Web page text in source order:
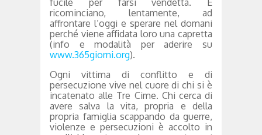
fucile per farsi vendetta. E
ricominciano, lentamente, ad
affrontare l’oggi e sperare nel domani
perché viene affidata loro una capretta
(info e modalità per aderire su
www.365giorni.org).
Ogni vittima di conflitto e di
persecuzione vive nel cuore di chi si è
incatenato alle Tre Cime. Chi cerca di
avere salva la vita, propria e della
propria famiglia scappando da guerre,
violenze e persecuzioni è accolto in